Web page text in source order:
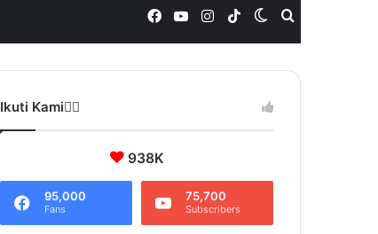
Switch
skin
TikTok
Instagram
YouTube
Facebook
Ikuti Kami❤️‍🔥
938K
95,000
Fans
75,700
Subscribers